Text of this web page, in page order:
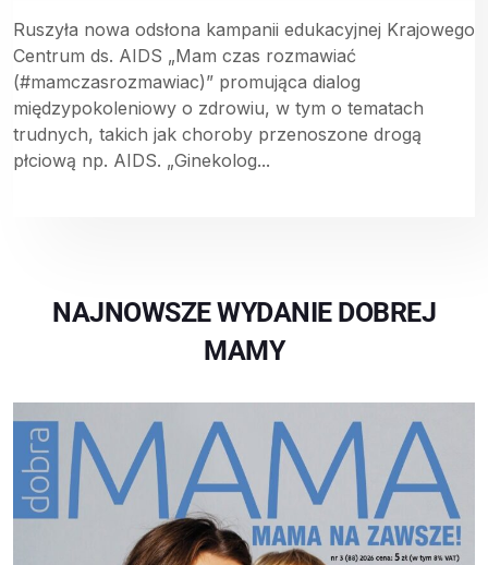
Ruszyła nowa odsłona kampanii edukacyjnej Krajowego
Centrum ds. AIDS „Mam czas rozmawiać
(#mamczasrozmawiac)” promująca dialog
międzypokoleniowy o zdrowiu, w tym o tematach
trudnych, takich jak choroby przenoszone drogą
płciową np. AIDS. „Ginekolog...
NAJNOWSZE WYDANIE DOBREJ
MAMY